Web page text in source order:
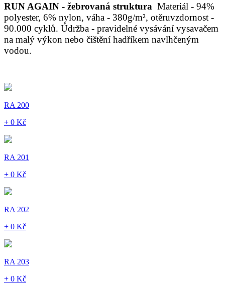
RUN AGAIN - žebrovaná struktura Materiál - 94%
polyester, 6% nylon, váha - 380g/m², otěruvzdornost -
90.000 cyklů. Údržba - pravidelné vysávání vysavačem
na malý výkon nebo čištění hadříkem navlhčeným
vodou.
RA 200
+ 0 Kč
RA 201
+ 0 Kč
RA 202
+ 0 Kč
RA 203
+ 0 Kč